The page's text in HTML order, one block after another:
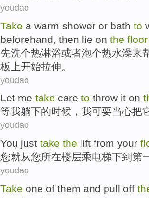
youdao
Take a warm shower or bath to
beforehand then lie on the floor
先洗个热淋浴或者泡个热水澡来
板上开始拉伸。
youdao
Let me take care to throw it on
等我躺下的时候， 我可要当心把
youdao
You just take the lift from your
您就从您所在楼层乘电梯下到 第
youdao
Take one of them and pull off